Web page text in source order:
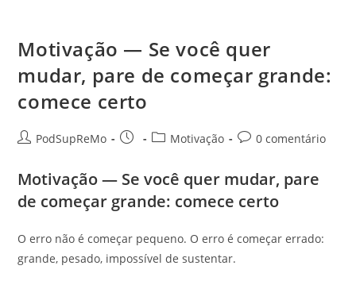
Motivação — Se você quer
mudar, pare de começar grande:
comece certo
Autor
post:
PodSupReMo
Post
Categoria
post:
Motivação
Comentários
post:
0 comentário
Motivação — Se você quer mudar, pare
de começar grande: comece certo
O erro não é começar pequeno. O erro é começar errado:
grande, pesado, impossível de sustentar.